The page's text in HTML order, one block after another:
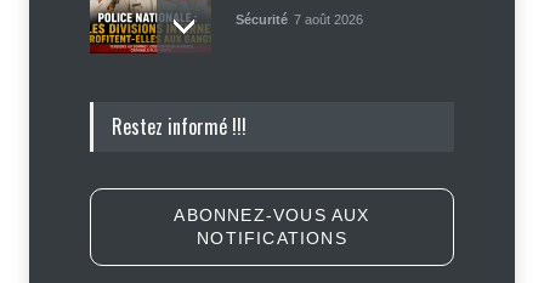
Sécurité 7 août 2026
d’affronter la justice, Jean Monard
Retards, bagages perdus,
Restez informé !!!
ABONNEZ-VOUS AUX
NOTIFICATIONS